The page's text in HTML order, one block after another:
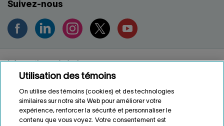
Suivez-nous
Renseignements personnels
Conditions d'utilisation
Accessibilité
Personnaliser les témoins
Utilisation des témoins
On utilise des témoins (cookies) et des technologies
similaires sur notre site Web pour améliorer votre
expérience, renforcer la sécurité et personnaliser le
contenu que vous voyez. Votre consentement est